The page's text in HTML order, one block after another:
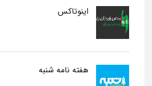
اینوتاکس
هفته نامه شنبه